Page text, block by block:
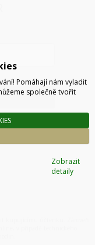
Pomáhají nám vyladit
společně tvořit
Zobrazit
detaily